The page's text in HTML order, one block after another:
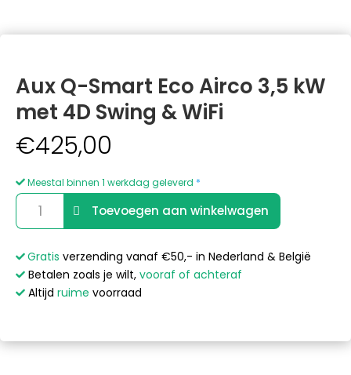
Aux Q-Smart Eco Airco 3,5 kW
met 4D Swing & WiFi
€425,00
Meestal binnen 1 werkdag geleverd *
Aux
Eco
Airco
3,5
4D
Toevoegen aan winkelwagen
e
i
Gratis verzending vanaf €50,- in Nederland & België
Betalen zoals je wilt, vooraf of achteraf
Altijd ruime voorraad